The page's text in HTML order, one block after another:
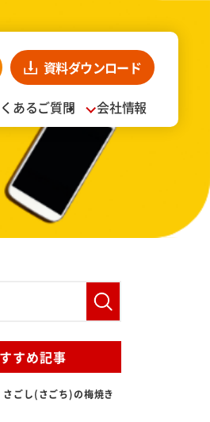
資料ダウンロード
あるご質問 会社情報
CLOSE
すめ記事
さごし(さごち)の梅焼き